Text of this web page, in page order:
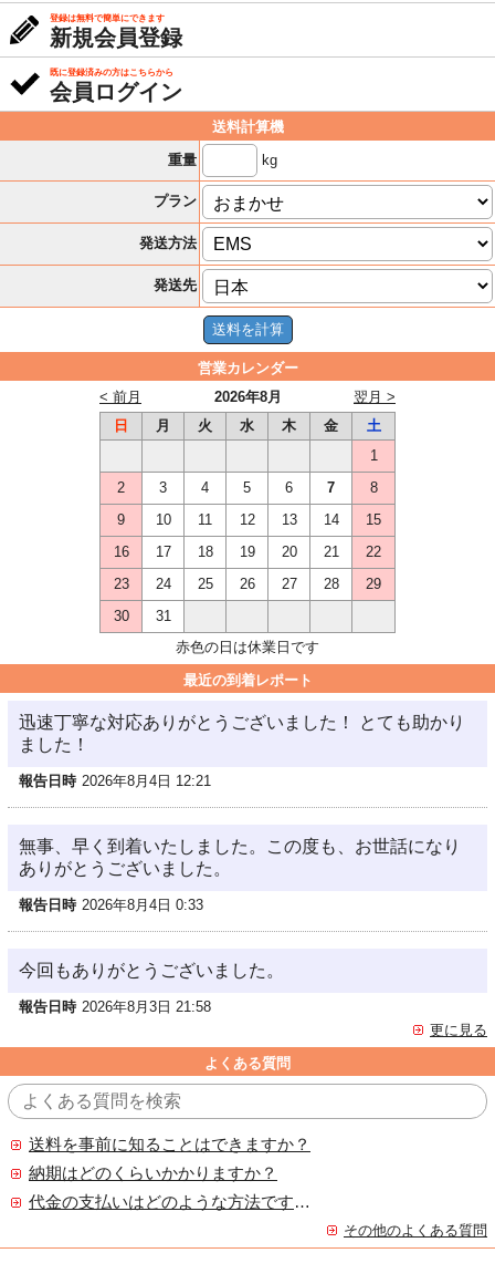
登録は無料で簡単にできます
新規会員登録
既に登録済みの方はこちらから
会員ログイン
送料計算機
重量
kg
プラン
発送方法
発送先
営業カレンダー
2026年8月
< 前月
翌月 >
日
月 火 水 木 金
土
1
2
3 4 5 6 7
8
9
10 11 12 13 14
15
16
17 18 19 20 21
22
23
24 25 26 27 28
29
30
31
赤色の日は休業日です
最近の到着レポート
迅速丁寧な対応ありがとうございました！ とても助かり
ました！
報告日時 2026年8月4日 12:21
無事、早く到着いたしました。この度も、お世話になり
ありがとうございました。
報告日時 2026年8月4日 0:33
今回もありがとうございました。
報告日時 2026年8月3日 21:58
更に見る
よくある質問
送料を事前に知ることはできますか？
納期はどのくらいかかりますか？
代金の支払いはどのような方法ですか？
その他のよくある質問